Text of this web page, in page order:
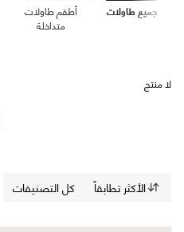
جميع طاولات أطقم طاولات
متداخلة
لا منتج
الأكثر تطابقاً كل التصنيفات